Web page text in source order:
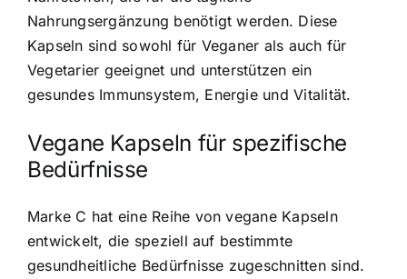
Nahrungsergänzung benötigt werden. Diese
Kapseln sind sowohl für Veganer als auch für
Vegetarier geeignet und unterstützen ein
gesundes Immunsystem, Energie und Vitalität.
Vegane Kapseln für spezifische
Bedürfnisse
Marke C hat eine Reihe von vegane Kapseln
entwickelt, die speziell auf bestimmte
gesundheitliche Bedürfnisse zugeschnitten sind.